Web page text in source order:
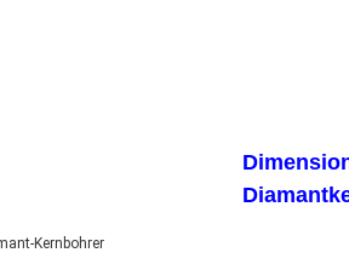
Kernbohrer